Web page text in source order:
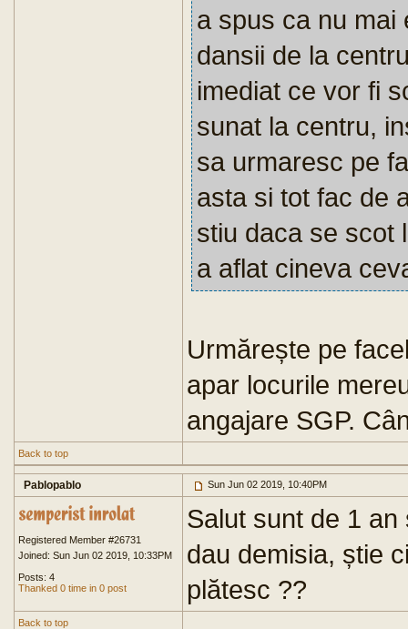
a spus ca nu mai
dansii de la
imediat ce vor fi
sunat la centru,
sa urmaresc pe
asta si tot fac de
stiu daca se scot
a aflat cineva
Urmărește pe
apar locurile
angajare SGP.
Back to top
Pablopablo Sun Jun 02 2019, 10:40PM
Registered Member #26731
Joined: Sun Jun 02 2019, 10:33PM
Posts: 4
Thanked 0 time in 0 post
Salut sunt de 1
dau demisia, știe
plătesc ??
Back to top